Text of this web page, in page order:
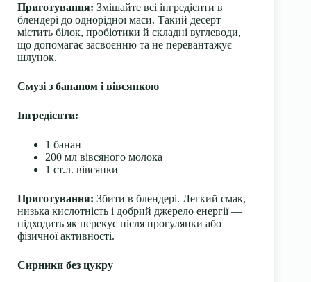
Приготування: Змішайте всі інгредієнти в
блендері до однорідної маси. Такий десерт
містить білок, пробіотики й складні вуглеводи,
що допомагає засвоєнню та не перевантажує
шлунок.
Смузі з бананом і вівсянкою
Інгредієнти:
1 банан
200 мл вівсяного молока
1 ст.л. вівсянки
Приготування: Збити в блендері. Легкий смак,
низька кислотність і добрий джерело енергії —
підходить як перекус після прогулянки або
фізичної активності.
Сирники без цукру